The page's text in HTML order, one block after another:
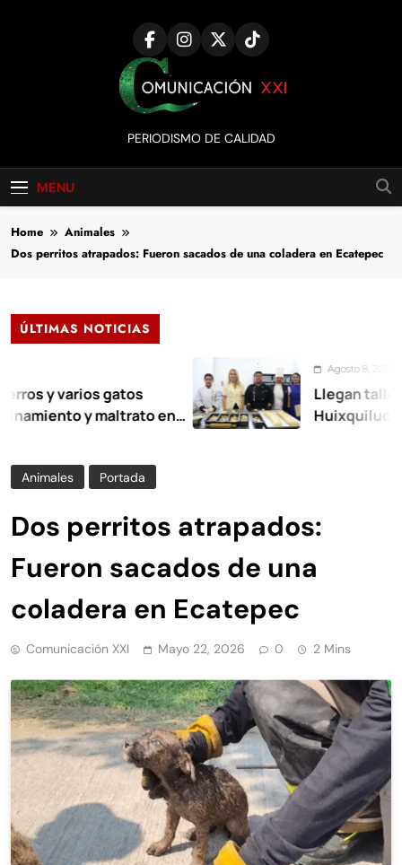
Comunicación
XXI
PERIODISMO DE CALIDAD
MENU
Home
Animales
Dos perritos atrapados: Fueron sacados de una coladera en Ecatepec
ÚLTIMAS NOTICIAS
varios gatos
y maltrato en
Agosto 8, 2026
Llegan talleres de
Huixquilucan
Animales Portada
Dos perritos atrapados:
Fueron sacados de una
coladera en Ecatepec
Comunicación XXI Mayo 22, 2026 0 2 Mins